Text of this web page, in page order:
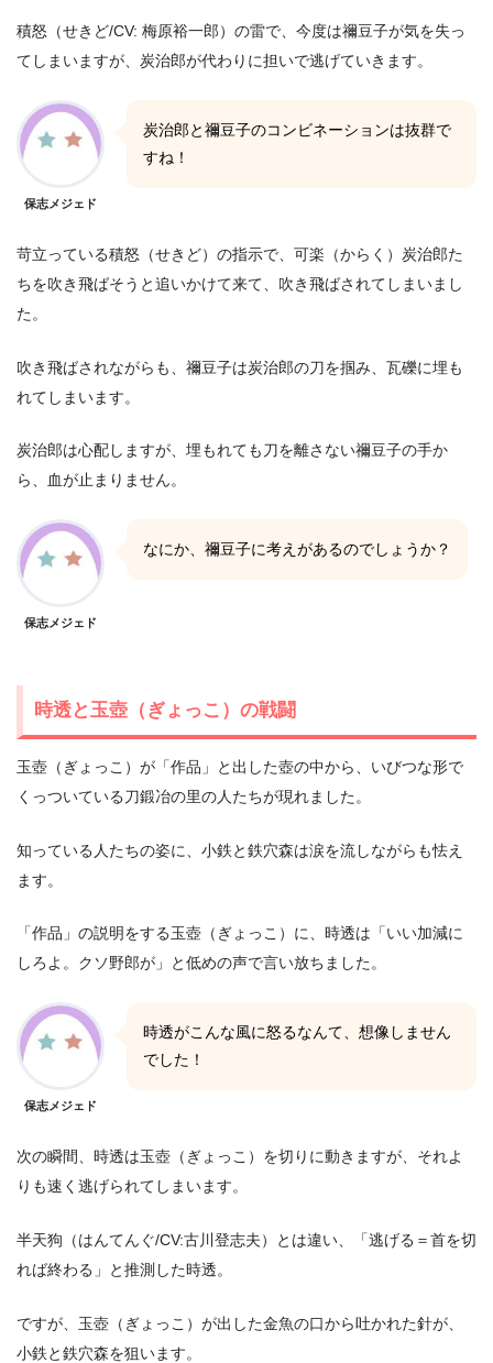
積怒（せきど/CV: 梅原裕一郎）の雷で、今度は禰豆子が気を失っ
てしまいますが、炭治郎が代わりに担いで逃げていきます。
保志メジェド
炭治郎と禰豆子のコンビネーションは抜群で
すね！
苛立っている積怒（せきど）の指示で、可楽（からく）炭治郎た
ちを吹き飛ばそうと追いかけて来て、吹き飛ばされてしまいまし
た。
吹き飛ばされながらも、禰豆子は炭治郎の刀を掴み、瓦礫に埋も
れてしまいます。
炭治郎は心配しますが、埋もれても刀を離さない禰豆子の手か
ら、血が止まりません。
保志メジェド
なにか、禰豆子に考えがあるのでしょうか？
時透と玉壺（ぎょっこ）の戦闘
玉壺（ぎょっこ）が「作品」と出した壺の中から、いびつな形で
くっついている刀鍛冶の里の人たちが現れました。
知っている人たちの姿に、小鉄と鉄穴森は涙を流しながらも怯え
ます。
「作品」の説明をする玉壺（ぎょっこ）に、時透は「いい加減に
しろよ。クソ野郎が」と低めの声で言い放ちました。
保志メジェド
時透がこんな風に怒るなんて、想像しません
でした！
次の瞬間、時透は玉壺（ぎょっこ）を切りに動きますが、それよ
りも速く逃げられてしまいます。
半天狗（はんてんぐ/CV:古川登志夫）とは違い、「逃げる＝首を切
れば終わる」と推測した時透。
ですが、玉壺（ぎょっこ）が出した金魚の口から吐かれた針が、
小鉄と鉄穴森を狙います。